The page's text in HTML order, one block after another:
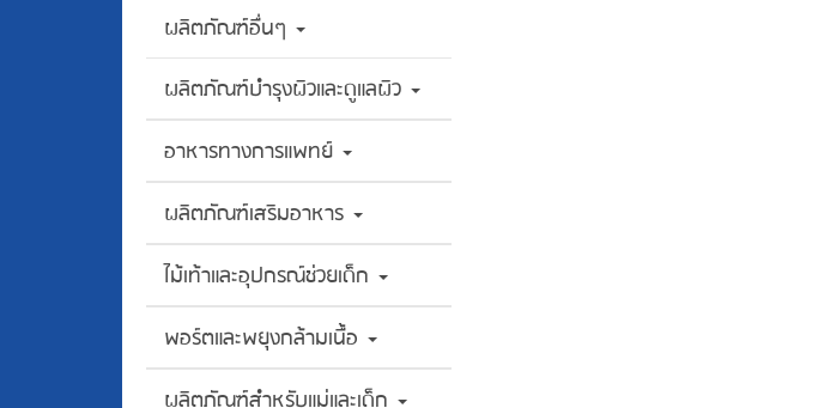
ผลิตภัณฑ์อื่นๆ
ผลิตภัณฑ์บำรุงผิวและดูแลผิว
อาหารทางการแพทย์
ผลิตภัณฑ์เสริมอาหาร
ไม้เท้าและอุปกรณ์ช่วยเด็ก
พอร์ตและพยุงกล้ามเนื้อ
ผลิตภัณฑ์สำหรับแม่และเด็ก